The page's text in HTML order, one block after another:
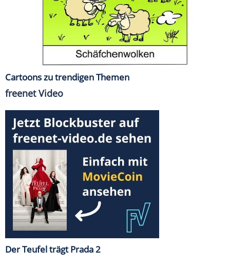
Cartoons zu trendigen Themen
freenet Video
Der Teufel trägt Prada 2